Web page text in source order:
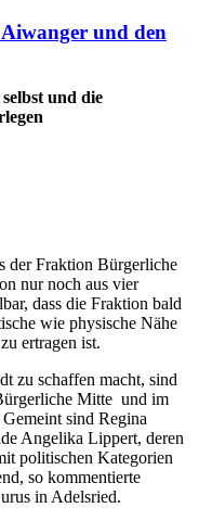
und den
und die
der Fraktion Bürgerliche
nur noch aus vier
dass die Fraktion bald
wie physische Nähe
ertragen ist.
zu schaffen macht, sind
Mitte und im
sind Regina
Angelika Lippert, deren
politischen Kategorien
so kommentierte
in Adelsried.